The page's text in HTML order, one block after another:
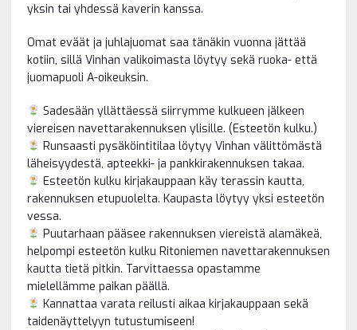
yksin tai yhdessä kaverin kanssa.
Omat eväät ja juhlajuomat saa tänäkin vuonna jättää
kotiin, sillä Vinhan valikoimasta löytyy sekä ruoka- että
juomapuoli A-oikeuksin.
Sadesään yllättäessä siirrymme kulkueen jälkeen
viereisen navettarakennuksen ylisille. (Esteetön kulku.)
Runsaasti pysäköintitilaa löytyy Vinhan välittömästä
läheisyydestä, apteekki- ja pankkirakennuksen takaa.
Esteetön kulku kirjakauppaan käy terassin kautta,
rakennuksen etupuolelta. Kaupasta löytyy yksi esteetön
vessa.
Puutarhaan pääsee rakennuksen viereistä alamäkeä,
helpompi esteetön kulku Ritoniemen navettarakennuksen
kautta tietä pitkin. Tarvittaessa opastamme
mielellämme paikan päällä.
Kannattaa varata reilusti aikaa kirjakauppaan sekä
taidenäyttelyyn tutustumiseen!